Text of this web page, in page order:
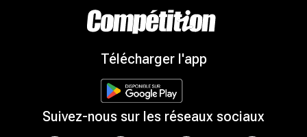
Télécharger l'app
Suivez-nous sur les réseaux sociaux